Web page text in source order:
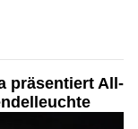
präsentiert All-